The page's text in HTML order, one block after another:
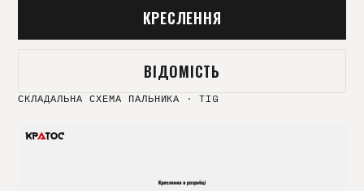
КРЕСЛЕННЯ
ВІДОМІСТЬ
СКЛАДАЛЬНА СХЕМА ПАЛЬНИКА ·TIG